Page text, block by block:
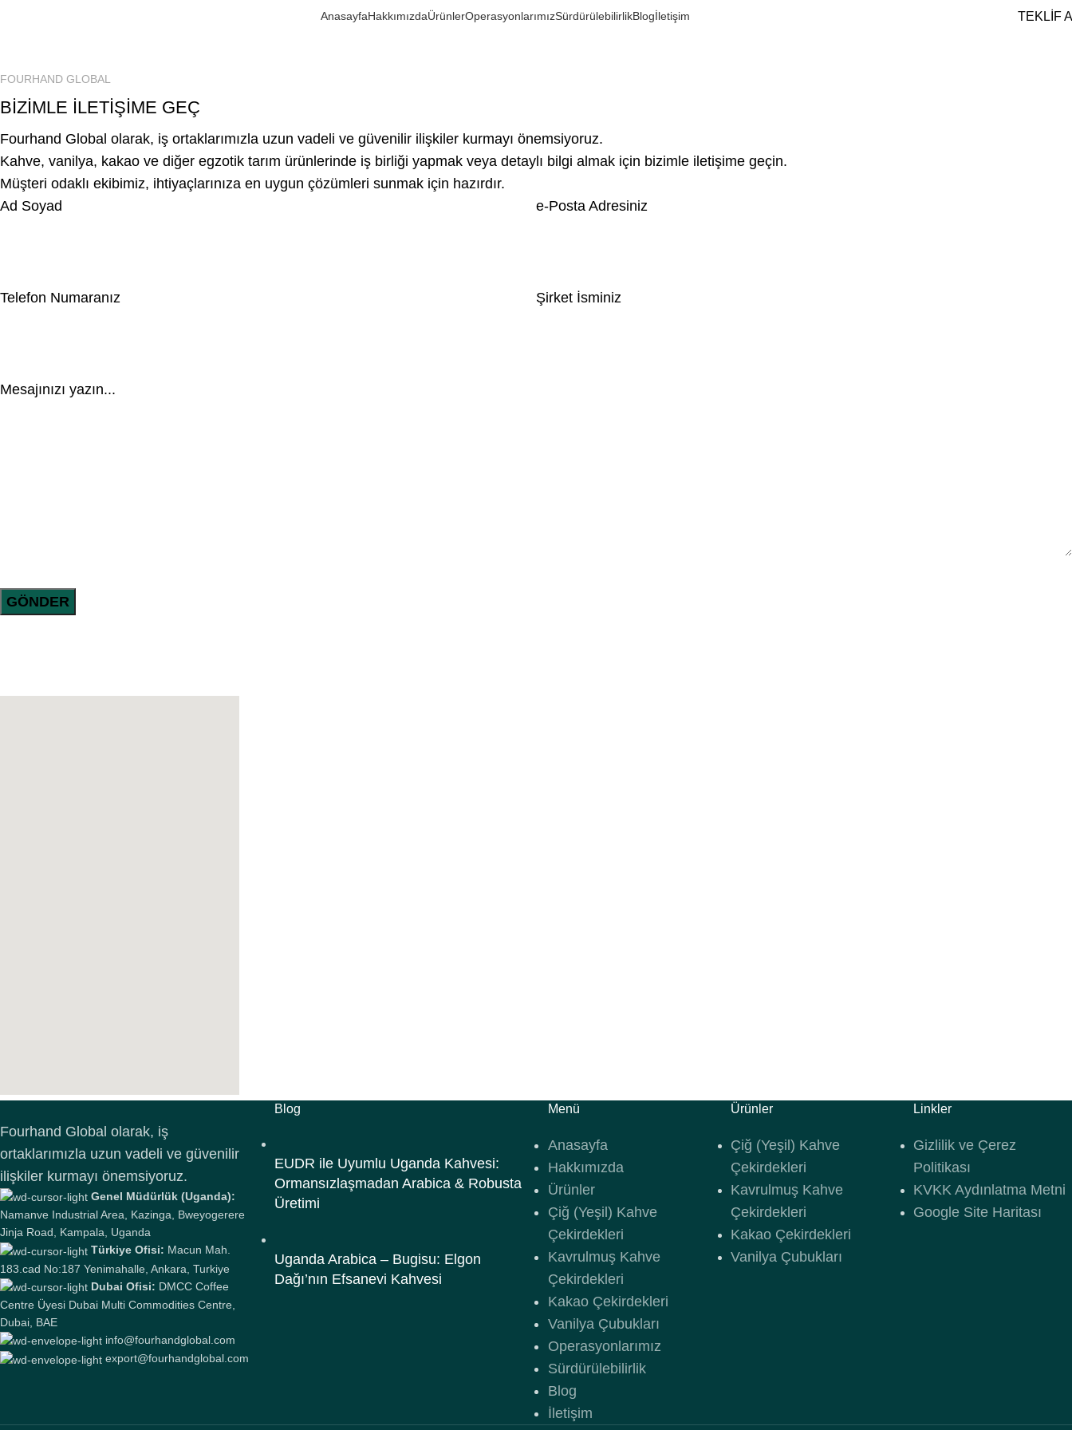
AnasayfaHakkımızdaÜrünlerOperasyonlarımızSürdürülebilirlikBlogİletişim TEKLİF
İletişim
FOURHAND GLOBAL
BİZİMLE İLETİŞİME GEÇ
Fourhand Global olarak, iş ortaklarımızla uzun vadeli ve güvenilir ilişkiler kurmayı önemsiyoruz.
Kahve, vanilya, kakao ve diğer egzotik tarım ürünlerinde iş birliği yapmak veya detaylı bilgi almak için bizimle iletişime geçin.
Müşteri odaklı ekibimiz, ihtiyaçlarınıza en uygun çözümleri sunmak için hazırdır.
Ad Soyad
e-Posta Adresiniz
Telefon Numaranız Şirket İsminiz
Mesajınızı yazın...
Fourhand Global olarak, iş
ortaklarımızla uzun vadeli ve güvenilir
ilişkiler kurmayı önemsiyoruz.
Genel Müdürlük (Uganda):
Namanve Industrial Area, Kazinga, Bweyogerere
Jinja Road, Kampala, Uganda
Türkiye Ofisi: Macun Mah.
183.cad No:187 Yenimahalle, Ankara, Turkiye
Dubai Ofisi: DMCC Coffee
Centre Üyesi Dubai Multi Commodities Centre,
Dubai, BAE
info@fourhandglobal.com
export@fourhandglobal.com
Blog
EUDR ile Uyumlu Uganda Kahvesi:
Ormansızlaşmadan Arabica & Robusta
Üretimi
Uganda Arabica – Bugisu: Elgon
Dağı’nın Efsanevi Kahvesi
Menü
Anasayfa
Hakkımızda
Ürünler
Çiğ (Yeşil) Kahve
Çekirdekleri
Kavrulmuş Kahve
Çekirdekleri
Kakao Çekirdekleri
Vanilya Çubukları
Operasyonlarımız
Sürdürülebilirlik
Blog
İletişim
Ürünler
Çiğ (Yeşil) Kahve
Çekirdekleri
Kavrulmuş Kahve
Çekirdekleri
Kakao Çekirdekleri
Vanilya Çubukları
Linkler
Gizlilik ve Çerez
Politikası
KVKK Aydınlatma Metni
Google Site Haritası